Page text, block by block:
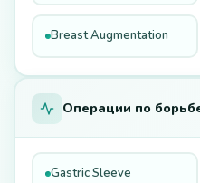
Breast Augmentation
Операции по
Gastric Sleeve